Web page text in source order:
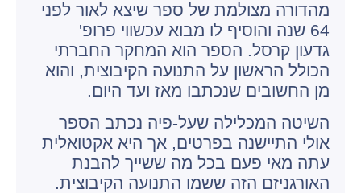
מהדורה מצולמת של ספר שיצא לאור לפני
64 שנה והוסיף לו מבוא עכשווי פרופ'
גדעון קרסל. הספר הוא המחקר החברתי
הכולל הראשון על התנועה הקיבוצית, והוא
מן החשובים שנכתבו מאז ועד היום.
השיטה המכלילה שעל-פיה נכתב הספר
אולי התיישנה בפרטים, אך היא אקטואלית
עתה מאי פעם בכל מה ששייך להבנת
האורגניזם הזה ששמו התנועה הקיבוצית.